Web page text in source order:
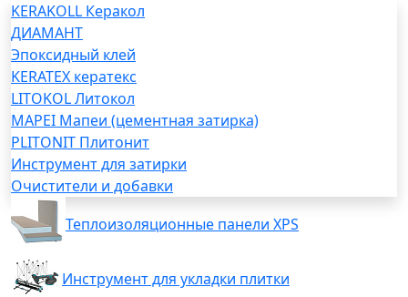
KERAKOLL Керакол
ДИАМАНТ
Эпоксидный клей
KERATEX кератекс
LITOKOL Литокол
MAPEI Мапеи (цементная затирка)
PLITONIT Плитонит
Инструмент для затирки
Очистители и добавки
Теплоизоляционные панели XPS
Инструмент для укладки плитки